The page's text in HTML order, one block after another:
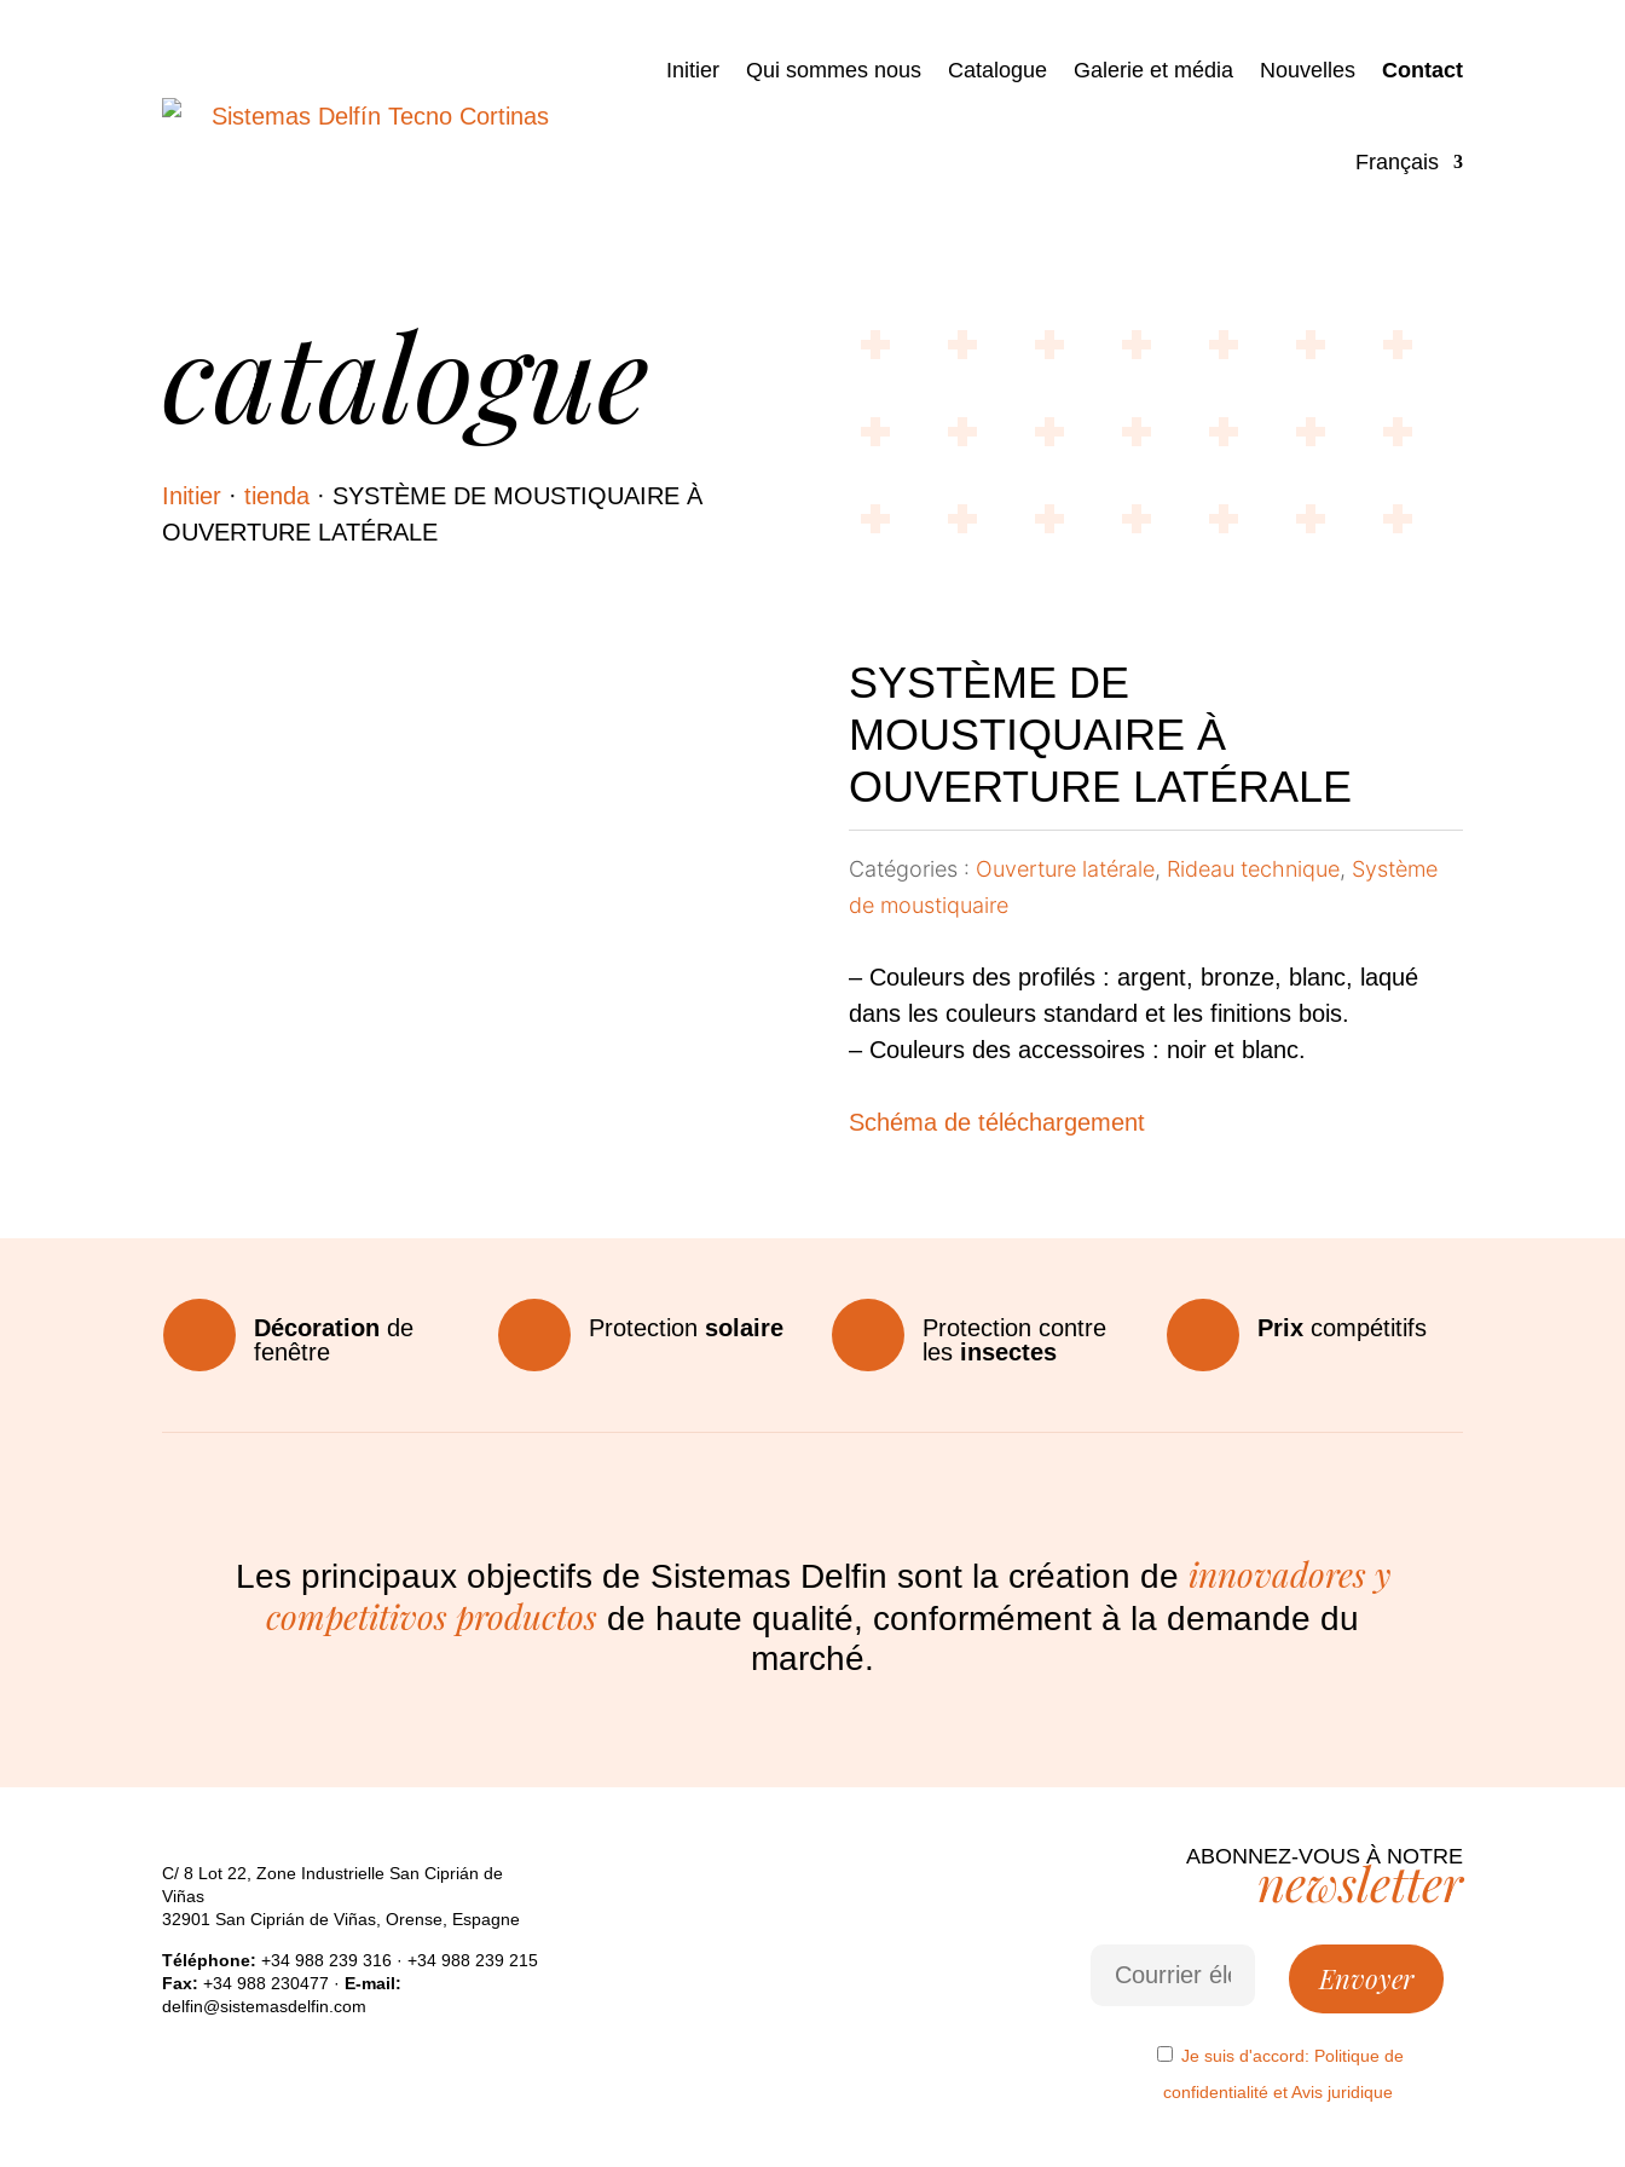
Initier Qui sommes nous Catalogue Galerie et média Nouvelles Contact
Français
catalogue
Initier ·tienda · SYSTÈME DE MOUSTIQUAIRE À
OUVERTURE LATÉRALE
SYSTÈME DE
MOUSTIQUAIRE À
OUVERTURE LATÉRALE
Catégories : Ouverture latérale, Rideau technique, Système
de moustiquaire
– Couleurs des profilés : argent, bronze, blanc, laqué
dans les couleurs standard et les finitions bois.
– Couleurs des accessoires : noir et blanc.
Schéma de téléchargement
Décoration de
fenêtre
Protection solaire
Protection contre
les insectes
Prixcompétitifs
Les principaux objectifs de Sistemas Delfin sont la création de innovadores y
competitivos productos de haute qualité, conformément à la demande du
marché.
C/ 8 Lot 22, Zone Industrielle San Ciprián de
Viñas
32901 San Ciprián de Viñas, Orense, Espagne
Téléphone: +34 988 239 316 · +34 988 239 215
Fax: +34 988 230477 · E-mail:
delfin@sistemasdelfin.com
ABONNEZ-VOUS À NOTRE
newsletter
Je suis d'accord: Politique de
confidentialité etAvis juridique